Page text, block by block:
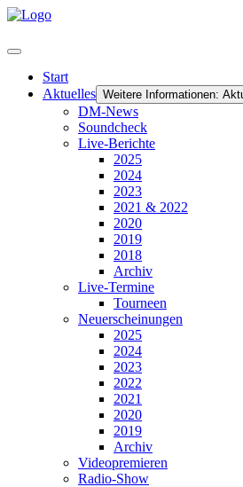
Start
Aktuelles Weitere Informationen:
DM-News
Soundcheck
Live-Berichte
2025
2024
2023
2021 & 2022
2020
2019
2018
Archiv
Live-Termine
Tourneen
Neuerscheinungen
2025
2024
2023
2022
2021
2020
2019
Archiv
Videopremieren
Radio-Show